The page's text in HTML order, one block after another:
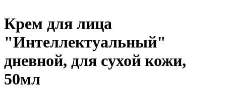
Крем для лица
"Интеллектуальный"
дневной, для сухой кожи,
50мл